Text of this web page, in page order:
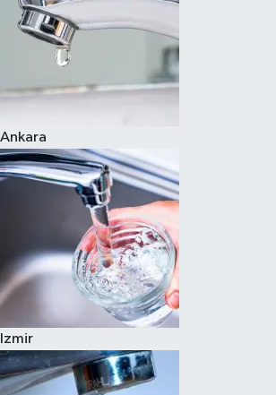
Ankara
Izmir